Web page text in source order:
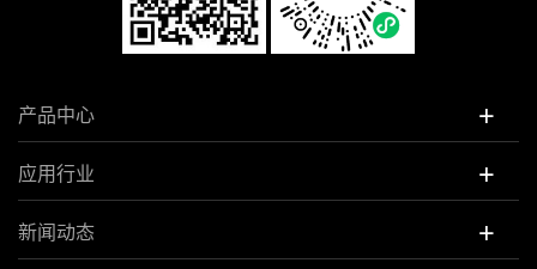
产品中心 +
应用行业 +
新闻动态 +